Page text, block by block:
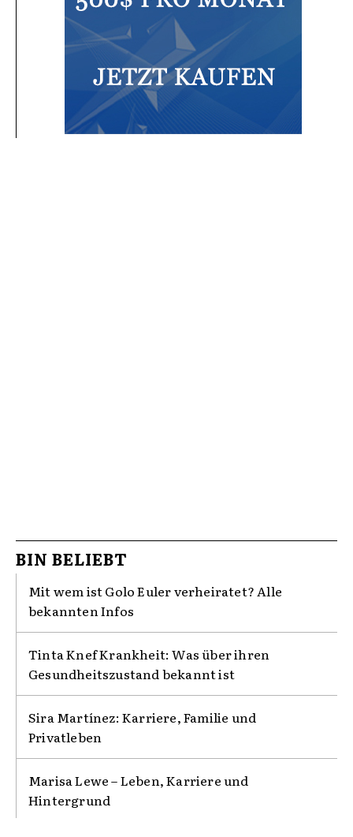
BIN BELIEBT
Mit wem ist Golo Euler verheiratet? Alle
bekannten Infos
Tinta Knef Krankheit: Was über ihren
Gesundheitszustand bekannt ist
Sira Martínez: Karriere, Familie und
Privatleben
Marisa Lewe – Leben, Karriere und
Hintergrund